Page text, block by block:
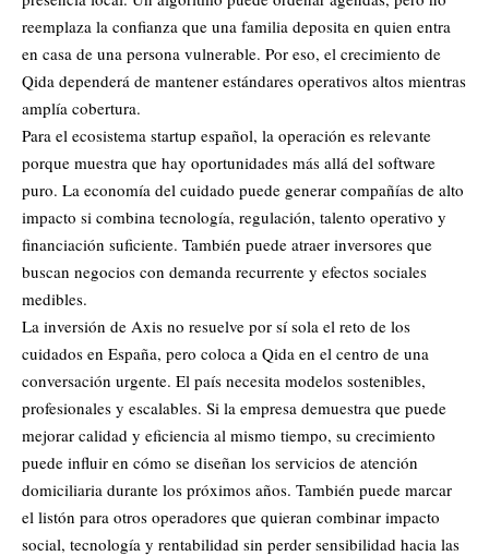
reemplaza la confianza que una familia deposita en quien entra
en casa de una persona vulnerable. Por eso, el crecimiento de
Qida dependerá de mantener estándares operativos altos mientras
amplía cobertura.
Para el ecosistema startup español, la operación es relevante
porque muestra que hay oportunidades más allá del software
puro. La economía del cuidado puede generar compañías de alto
impacto si combina tecnología, regulación, talento operativo y
financiación suficiente. También puede atraer inversores que
buscan negocios con demanda recurrente y efectos sociales
medibles.
La inversión de Axis no resuelve por sí sola el reto de los
cuidados en España, pero coloca a Qida en el centro de una
conversación urgente. El país necesita modelos sostenibles,
profesionales y escalables. Si la empresa demuestra que puede
mejorar calidad y eficiencia al mismo tiempo, su crecimiento
puede influir en cómo se diseñan los servicios de atención
domiciliaria durante los próximos años. También puede marcar
el listón para otros operadores que quieran combinar impacto
social, tecnología y rentabilidad sin perder sensibilidad hacia las